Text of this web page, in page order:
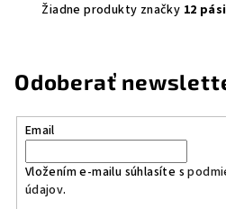
Žiadne produkty značky 12
Odoberať
Email
Vložením e-mailu súhlasíte s
údajov.